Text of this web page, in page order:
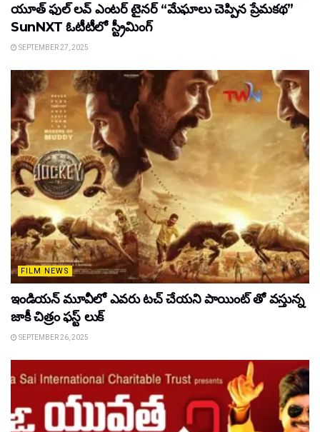
యూత్ ఫుల్ లవ్ ఎంటర్ టైనర్ “మేఘాలు చెప్పిన ప్రేమకథ”
SunNXT ఓటీటీలో స్ట్రీమింగ్
SEPTEMBER 27, 2025
FILM NEWS
ఇండియన్ మూవీలో ఎవరు టచ్ చేయని పాయింట్ తో వస్తున్న
జాకీ చిత్రం ఫస్ట్ లుక్
SEPTEMBER 26, 2025